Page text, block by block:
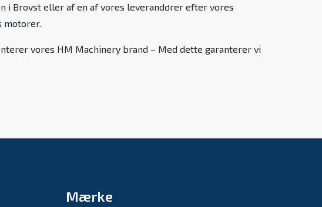
i Brovst eller af en af vores leverandører efter vores
motorer.
vores HM Machinery brand – Med dette garanterer vi
Mærke